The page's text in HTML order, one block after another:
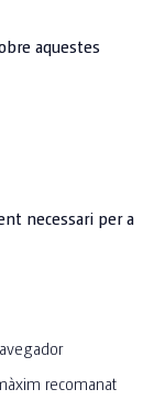
aquestes
necessari per a
recomanat